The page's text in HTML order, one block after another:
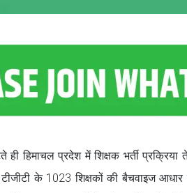
ही हिमाचल प्रदेश में शिक्षक भर्ती
के 1023 शिक्षकों की बैचवाइज आधार